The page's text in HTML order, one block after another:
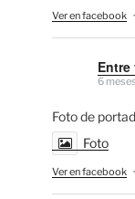
Ver en facebook ·
Entre
6
Foto de
Foto
Ver en facebook ·